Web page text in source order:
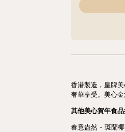
香港製造，皇牌
奢華享受。美心
其他美心賀年食品
春意盎然 - 斑蘭